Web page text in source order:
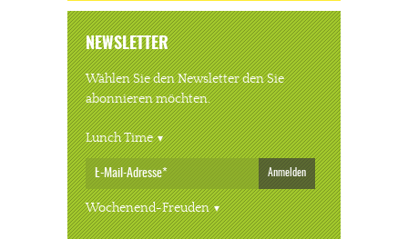
NEWSLETTER
Wählen Sie den Newsletter den Sie
abonnieren möchten.
Lunch Time
Anmelden
Wochenend-Freuden